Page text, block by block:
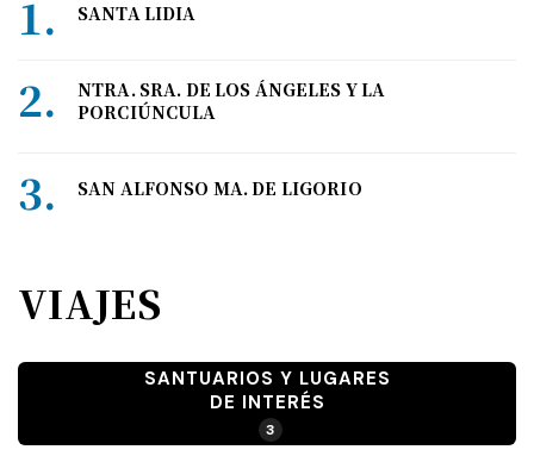
SANTA LIDIA
NTRA. SRA. DE LOS ÁNGELES Y LA
PORCIÚNCULA
SAN ALFONSO MA. DE LIGORIO
VIAJES
SANTUARIOS Y LUGARES
DE INTERÉS
3